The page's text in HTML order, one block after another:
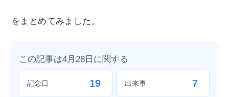
をまとめてみました。
この記事は4月28日に関する
記念日 19 出来事 7